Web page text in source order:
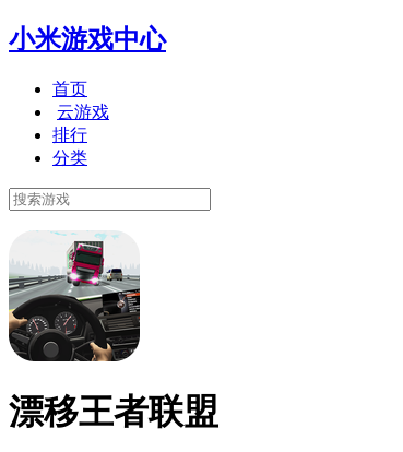
小米游戏中心
首页
云游戏
排行
分类
漂移王者联盟